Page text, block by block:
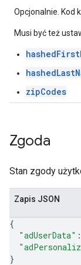
Opcjonalnie. Kod
Musi być też
zipCodes
Zgoda
Stan zgody
Zapis JSON
{
"adUserData" :
}